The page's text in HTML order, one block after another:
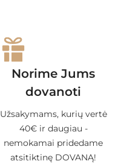
Norime Jums
dovanoti
Užsakymams, kurių vertė
40€ ir daugiau -
nemokamai pridedame
atsitiktinę DOVANĄ!